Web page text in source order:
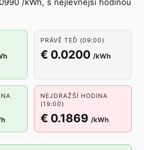
/kWh, s nejlevnější hodinou
PRÁVĚ TEĎ (09:00)
€ 0.0200 /kWh
NEJDRAŽŠÍ HODINA
(19:00)
€ 0.1869 /kWh